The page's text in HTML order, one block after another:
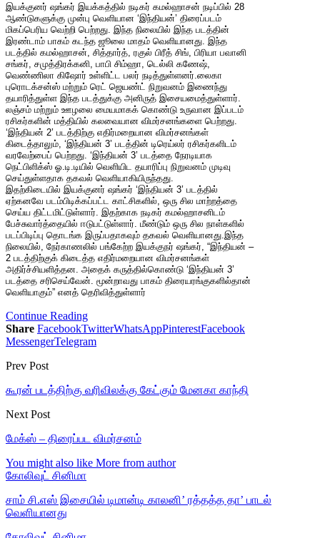
இயக்குனர் ஷங்கர் இயக்கத்தில் நடிகர் கமல்ஹாசன் நடிப்பில் 28
ஆண்டுகளுக்கு முன்பு வெளியான ‘இந்தியன்’ திரைப்படம்
மிகப்பெரிய வெற்றி பெற்றது. இந்த நிலையில் இந்த படத்தின்
இரண்டாம் பாகம் கடந்த ஜூலை மாதம் வெளியானது. இந்த
படத்தில் கமல்ஹாசன், சித்தார்த், ரகுல் பிரீத் சிங், பிரியா பவானி
சங்கர், சமுத்திரக்கனி, பாபி சிம்ஹா, டெல்லி கணேஷ்,
வெண்ணிலா கிஷோர் உள்ளிட்ட பலர் நடித்துள்ளனர்.லைகா
புரொடக்சன்ஸ் மற்றும் ரெட் ஜெயண்ட் நிறுவனம் இணைந்து
தயாரித்துள்ள இந்த படத்துக்கு அனிருத் இசையமைத்துள்ளார்.
லஞ்சம் மற்றும் ஊழலை மையமாகக் கொண்டு உருவான இப்படம்
ரசிகர்களின் மத்தியில் கலவையான விமர்சனங்களை பெற்றது.
‘இந்தியன் 2’ படத்திற்கு எதிர்மறையான விமர்சனங்கள்
கிடைத்தாலும், ‘இந்தியன் 3’ படத்தின் டிரெய்லர் ரசிகர்களிடம்
வரவேற்பைப் பெற்றது. ‘இந்தியன் 3’ படத்தை நேரடியாக
நெட்பிளிக்ஸ் ஓ.டி.டியில் வெளியிட தயாரிப்பு நிறுவனம் முடிவு
செய்துள்ளதாக தகவல் வெளியாகியிருந்தது.
இதற்கிடையில் இயக்குனர் ஷங்கர் ‘இந்தியன் 3’ படத்தில்
ஏற்கனவே படம்பிடிக்கப்பட்ட காட்சிகளில், ஒரு சில மாற்றத்தை
செய்ய திட்டமிட்டுள்ளார். இதற்காக நடிகர் கமல்ஹாசனிடம்
பேச்சுவார்த்தையில் ஈடுபட்டுள்ளார். மீண்டும் ஒரு சில நாள்களில்
படப்பிடிப்பு தொடங்க இருப்பதாகவும் தகவல் வெளியானது.இந்த
நிலையில், நேர்காணலில் பங்கேற்ற இயக்குநர் ஷங்கர், “இந்தியன் –
2 படத்திற்குக் கிடைத்த எதிர்மறையான விமர்சனங்கள்
அதிர்ச்சியளித்தன. அதைக் கருத்தில்கொண்டு ‘இந்தியன் 3’
படத்தை சரிசெய்வேன். மூன்றாவது பாகம் திரையரங்குகளில்தான்
வெளியாகும்” எனத் தெரிவித்துள்ளார்
Continue Reading
Share FacebookTwitterWhatsAppPinterestFacebook
MessengerTelegram
Prev Post
கூரன் படத்திற்கு வரிவிலக்கு கேட்கும் மேனகா காந்தி
Next Post
மேக்ஸ் – திரைப்பட விமர்சனம்
You might also like More from author
கோலிவுட் சினிமா
சாம் சி.எஸ் இசையில் டிமான்டி காலனி’ ரத்தத்த தா’ பாடல்
வெளியானது